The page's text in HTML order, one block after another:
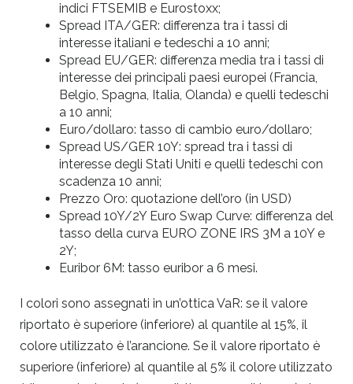
indici FTSEMIB e Eurostoxx;
Spread ITA/GER: differenza tra i tassi di
interesse italiani e tedeschi a 10 anni;
Spread EU/GER: differenza media tra i tassi di
interesse dei principali paesi europei (Francia,
Belgio, Spagna, Italia, Olanda) e quelli tedeschi
a 10 anni;
Euro/dollaro: tasso di cambio euro/dollaro;
Spread US/GER 10Y: spread tra i tassi di
interesse degli Stati Uniti e quelli tedeschi con
scadenza 10 anni;
Prezzo Oro: quotazione dell’oro (in USD)
Spread 10Y/2Y Euro Swap Curve: differenza del
tasso della curva EURO ZONE IRS 3M a 10Y e
2Y;
Euribor 6M: tasso euribor a 6 mesi.
I colori sono assegnati in un’ottica VaR: se il valore
riportato è superiore (inferiore) al quantile al 15%, il
colore utilizzato è l’arancione. Se il valore riportato è
superiore (inferiore) al quantile al 5% il colore utilizzato